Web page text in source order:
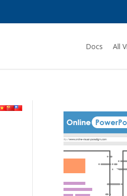
Docs All